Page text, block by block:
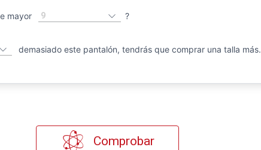
mayor 9 ?
demasiado este pantalón, tendrás que comprar una talla más.
Comprobar